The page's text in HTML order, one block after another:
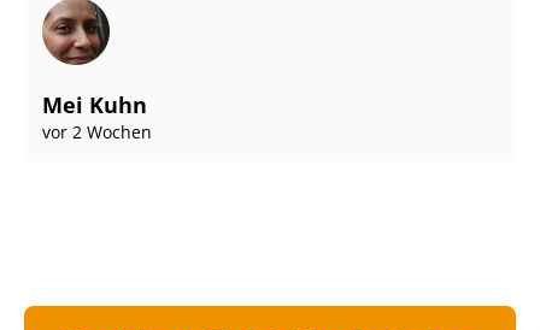
Mei Kuhn
vor 2 Wochen